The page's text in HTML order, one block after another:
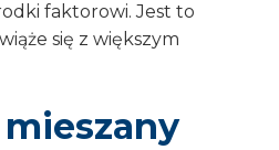
faktorowi. Jest to
się z większym